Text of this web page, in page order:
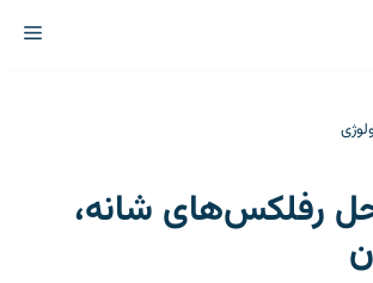
رفلکس‌های شانه،